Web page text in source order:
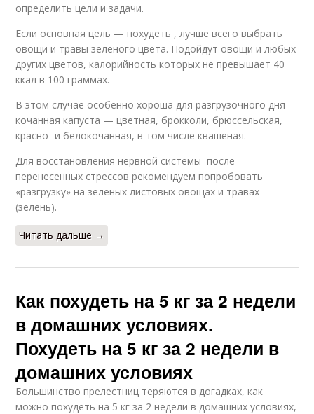
определить цели и задачи.
Если основная цель — похудеть , лучше всего выбрать
овощи и травы зеленого цвета. Подойдут овощи и любых
других цветов, калорийность которых не превышает 40
ккал в 100 граммах.
В этом случае особенно хороша для разгрузочного дня
кочанная капуста — цветная, брокколи, брюссельская,
красно- и белокочанная, в том числе квашеная.
Для восстановления нервной системы после
перенесенных стрессов рекомендуем попробовать
«разгрузку» на зеленых листовых овощах и травах
(зелень).
Читать дальше →
Как похудеть на 5 кг за 2 недели
в домашних условиях.
Похудеть на 5 кг за 2 недели в
домашних условиях
Большинство прелестниц теряются в догадках, как
можно похудеть на 5 кг за 2 недели в домашних условиях,